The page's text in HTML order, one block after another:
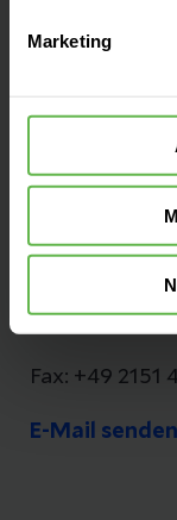
widerrufen.
Marketing
Uerdingen
47829 Krefeld
Fax: +49 2151
E-Mail senden